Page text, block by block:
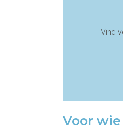
Vind
Voor